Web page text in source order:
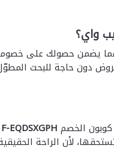
واي؟
مما يضمن حصولك على
دون حاجة للبحث المطوّل
الخصم F-EQDSXGPH
لأن الراحة